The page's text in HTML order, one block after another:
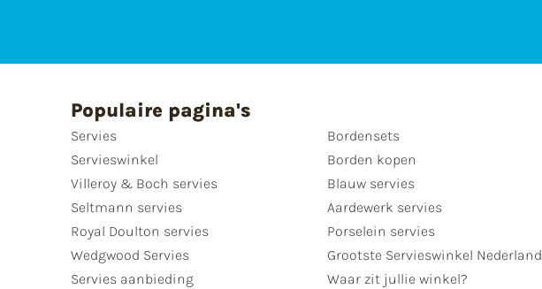
Populaire pagina's
Servies
Servieswinkel
Villeroy & Boch servies
Seltmann servies
Royal Doulton servies
Wedgwood Servies
Servies aanbieding
Bordensets
Borden kopen
Blauw servies
Aardewerk servies
Porselein servies
Grootste Servieswinkel Nederland
Waar zit jullie winkel?